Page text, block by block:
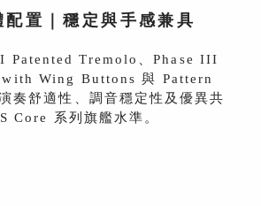
置｜穩定與手感兼具
Patented Tremolo、Phase III
Wing Buttons 與 Pattern
奏舒適性、調音穩定性及優異共
Core 系列旗艦水準。